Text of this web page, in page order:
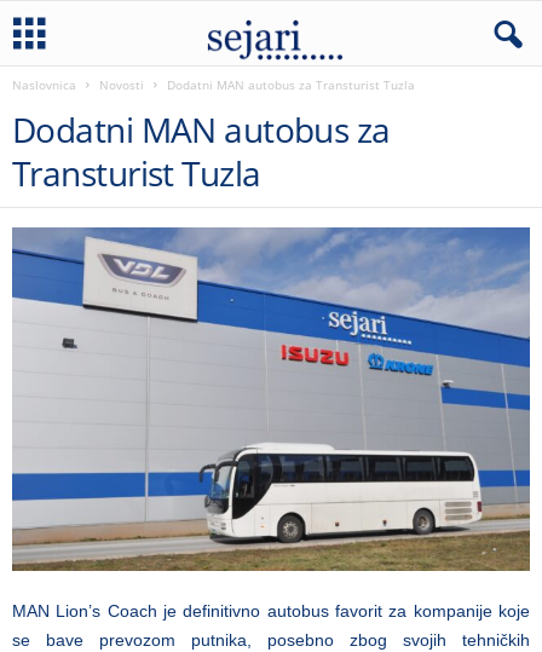
Naslovnica Novosti Dodatni MAN autobus za Transturist Tuzla
Dodatni MAN autobus za
Transturist Tuzla
MAN Lion’s Coach je definitivno autobus favorit za kompanije koje
se bave prevozom putnika, posebno zbog svojih tehničkih